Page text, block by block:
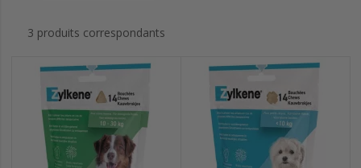
3 produits correspondants